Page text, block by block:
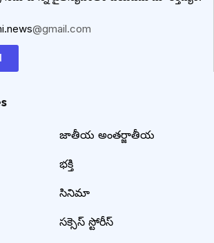
@gmail.com
జాతీయ అంతర్జాతీయ
భక్తి
సినిమా
సక్సెస్ స్టోరీస్